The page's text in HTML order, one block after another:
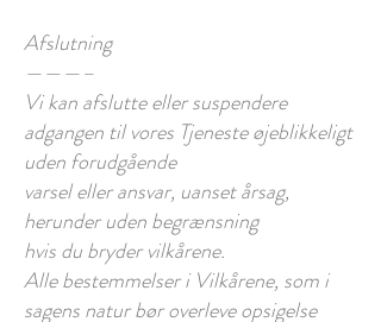
Afslutning
———–
Vi kan afslutte eller suspendere
adgangen til vores Tjeneste øjeblikkeligt
uden forudgående
varsel eller ansvar, uanset årsag,
herunder uden begrænsning
hvis du bryder vilkårene.
Alle bestemmelser i Vilkårene, som i
sagens natur bør overleve opsigelse